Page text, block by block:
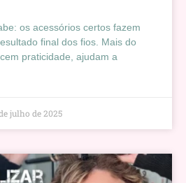
os acessórios certos fazem
final dos fios. Mais do
praticidade, ajudam a
julho de 2025